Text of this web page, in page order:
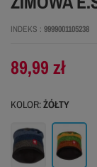
INDEKS 9999001105238
89,99 zł
KOLOR:ŻÓŁTY
Niebieski Żółty